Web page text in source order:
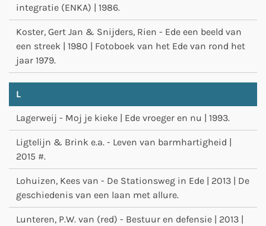
integratie (ENKA) | 1986.
Koster, Gert Jan & Snijders, Rien - Ede een beeld van
een streek | 1980 | Fotoboek van het Ede van rond het
jaar 1979.
L
Lagerweij - Moj je kieke | Ede vroeger en nu | 1993.
Ligtelijn & Brink e.a. - Leven van barmhartigheid |
2015 #.
Lohuizen, Kees van - De Stationsweg in Ede | 2013 | De
geschiedenis van een laan met allure.
Lunteren, P.W. van (red) - Bestuur en defensie | 2013 |